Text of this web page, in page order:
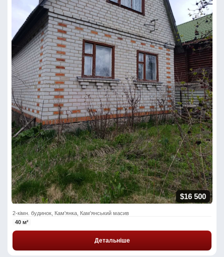
$16 500
2-кімн. будинок, Кам'янка, Кам'янський масив
40 м²
Детальніше